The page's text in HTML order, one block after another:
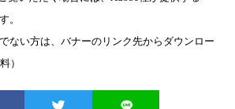
。
ない方は、バナーのリンク先からダウンロー
）